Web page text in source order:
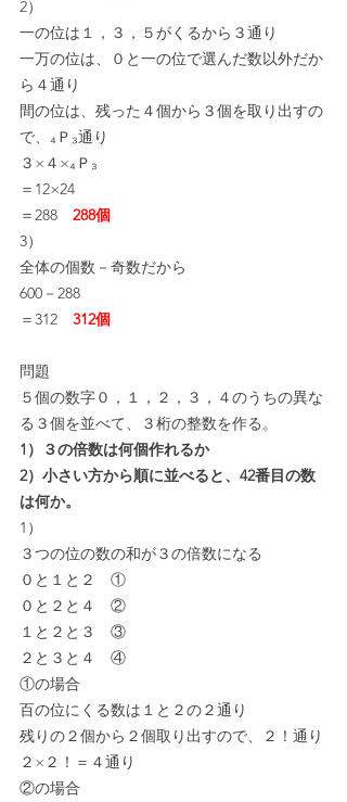
2）
一の位は１，３，５がくるから３通り
一万の位は、０と一の位で選んだ数以外だか
ら４通り
間の位は、残った４個から３個を取り出すの
で、₄Ｐ₃通り
３×４×₄Ｐ₃
＝12×24
＝288 288個
3）
全体の個数－奇数だから
600－288
＝312 312個
問題
５個の数字０，１，２，３，４のうちの異な
る３個を並べて、３桁の整数を作る。
1）３の倍数は何個作れるか
2）小さい方から順に並べると、42番目の数
は何か。
1）
３つの位の数の和が３の倍数になる
０と１と２　①
０と２と４　②
１と２と３　③
２と３と４　④
①の場合
百の位にくる数は１と２の２通り
残りの２個から２個取り出すので、２！通り
２×２！＝４通り
②の場合